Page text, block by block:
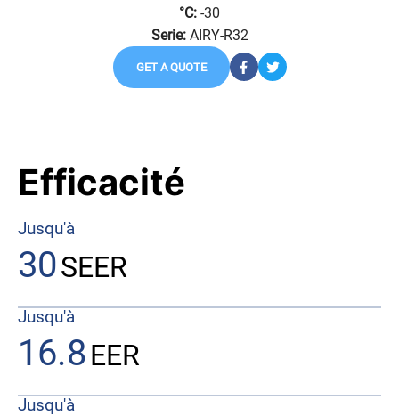
°C: -30
Serie: AIRY-R32
GET A QUOTE
Efficacité
Jusqu'à
30SEER
Jusqu'à
16.8EER
Jusqu'à